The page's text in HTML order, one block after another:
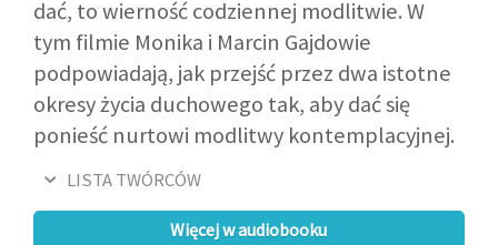
KONTAKT
dać, to wierność codziennej modlitwie. W
tym filmie Monika i Marcin Gajdowie
podpowiadają, jak przejść przez dwa istotne
okresy życia duchowego tak, aby dać się
ponieść nurtowi modlitwy kontemplacyjnej.
LISTA TWÓRCÓW
Więcej w audiobooku